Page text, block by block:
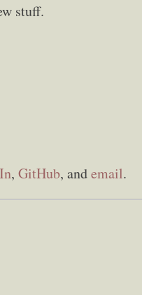
stuff.
, GitHub, andemail.